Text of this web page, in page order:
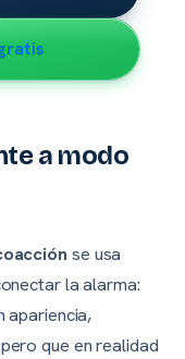
a modo
se usa
la alarma:
apariencia,
que en realidad